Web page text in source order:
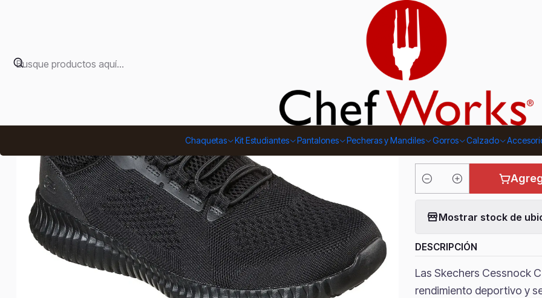
Chaquetas Kit Estudiantes Pantalones Pecheras y Mandiles Gorros Calzado
|
Zapatillas
Carrboro
TALLA
Cantidad
Mostrar stock de
DESCRIPCIÓN
Las Skechers Cessnock
rendimiento deportivo y